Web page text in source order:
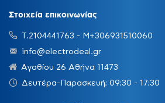
Στοιχεία επικοινωνίας
Τ.2104441763 - Μ+306931510060
info@electrodeal.gr
Αγαθίου 26 Αθήνα 11473
Δευτέρα-Παρασκευή: 09:30 - 17:30